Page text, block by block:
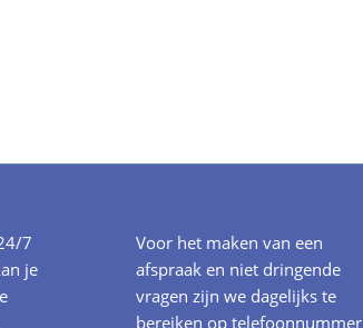
7
je
Voor het maken van een
afspraak en niet dringende
vragen zijn we dagelijks te
bereiken op telefoonnummer